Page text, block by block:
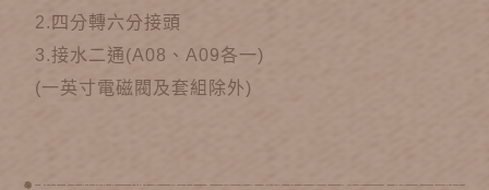
2.四分轉六分接頭
3.接水二通(A08、A09各一)
(一英寸電磁閥及套組除外)